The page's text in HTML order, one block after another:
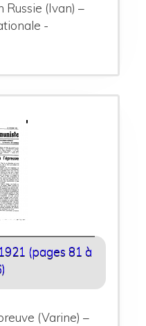
Russie (Ivan) –
-
(pages 81 à
(Varine) –